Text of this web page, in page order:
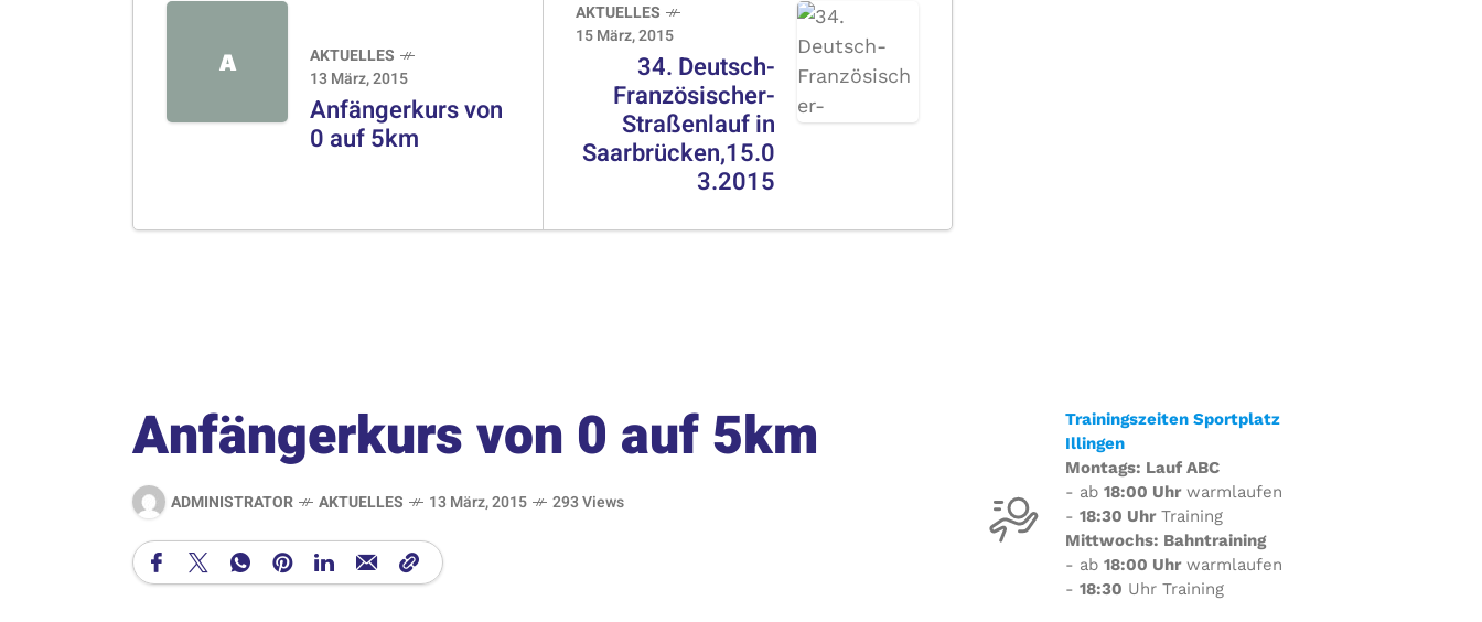
A
AKTUELLES
13 März, 2015
Anfängerkurs von
0 auf 5km
AKTUELLES
15 März, 2015
34. Deutsch-
Französischer-
Straßenlauf in
Saarbrücken,15.0
3.2015
Anfängerkurs von 0 auf 5km
ADMINISTRATOR AKTUELLES 13 März, 2015 293 Views
Trainingszeiten Sportplatz
Illingen
Montags: Lauf ABC
- ab 18:00 Uhrwarmlaufen
- 18:30 UhrTraining
Mittwochs: Bahntraining
- ab 18:00 Uhrwarmlaufen
- 18:30 Uhr Training